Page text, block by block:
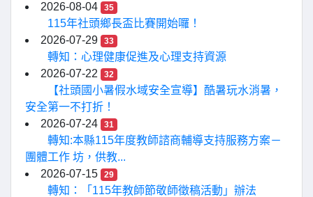
2026-08-04
35
115年社頭鄉長盃比賽開始囉！
2026-07-29
33
轉知：心理健康促進及心理支持資源
2026-07-22
32
【社頭國小暑假水域安全宣導】酷暑玩水消暑，
安全第一不打折！
2026-07-24
31
轉知:本縣115年度教師諮商輔導支持服務方案－
團體工作 坊，供教...
2026-07-15
29
轉知：「115年教師節敬師徵稿活動」辦法